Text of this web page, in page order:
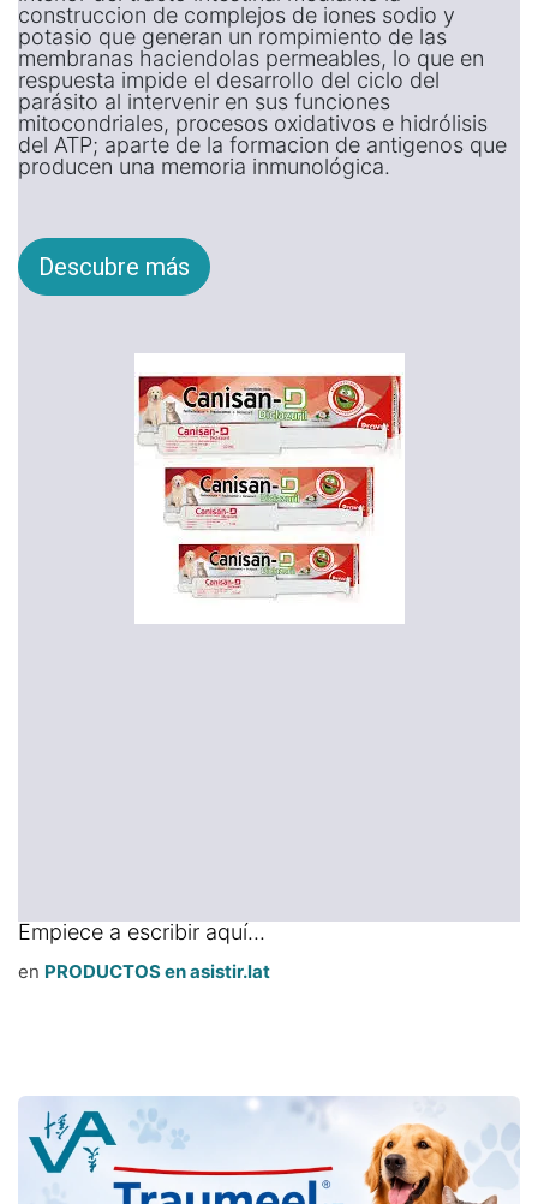
construccion de complejos de iones sodio y
potasio que generan un rompimiento de las
membranas haciendolas permeables, lo que en
respuesta impide el desarrollo del ciclo del
parásito al intervenir en sus funciones
mitocondriales, procesos oxidativos e hidrólisis
del ATP; aparte de la formacion de antigenos que
producen una memoria inmunológica.
Descubre más
Empiece a escribir aquí...
en PRODUCTOS en asistir.lat